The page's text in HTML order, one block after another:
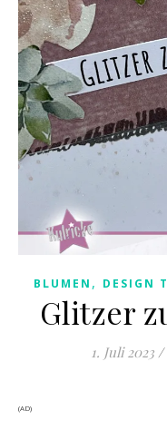
BLUMEN , DESIGN
Glitzer
1. Juli 2023 /
(AD)